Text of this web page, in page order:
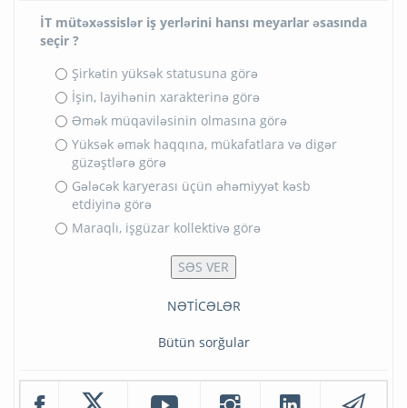
İT mütəxəssislər iş yerlərini hansı meyarlar əsasında
seçir ?
Şirkətin yüksək statusuna görə
İşin, layihənin xarakterinə görə
Əmək müqaviləsinin olmasına görə
Yüksək əmək haqqına, mükafatlara və digər
güzəştlərə görə
Gələcək karyerası üçün əhəmiyyət kəsb
etdiyinə görə
Maraqlı, işgüzar kollektivə görə
NƏTİCƏLƏR
Bütün sorğular